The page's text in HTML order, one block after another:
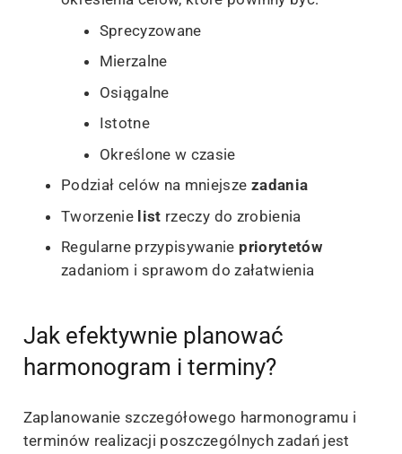
Sprecyzowane
Mierzalne
Osiągalne
Istotne
Określone w czasie
Podział celów na mniejsze zadania
Tworzenie list rzeczy do zrobienia
Regularne przypisywanie priorytetów
zadaniom i sprawom do załatwienia
Jak efektywnie planować
harmonogram i terminy?
Zaplanowanie szczegółowego harmonogramu i
terminów realizacji poszczególnych zadań jest